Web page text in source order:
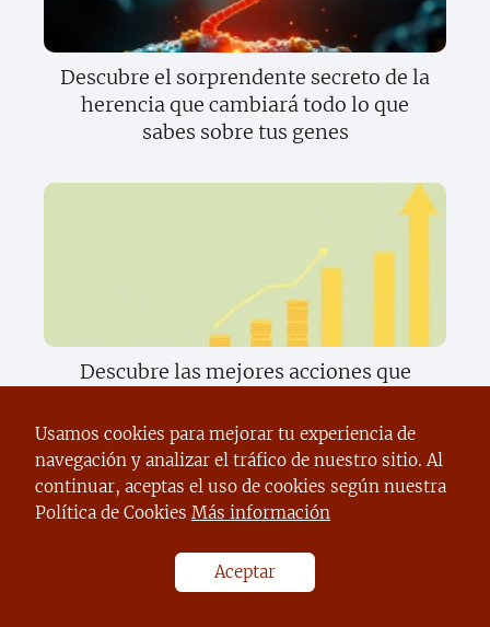
Descubre el sorprendente secreto de la
herencia que cambiará todo lo que
sabes sobre tus genes
Descubre las mejores acciones que
Usamos cookies para mejorar tu experiencia de
navegación y analizar el tráfico de nuestro sitio. Al
continuar, aceptas el uso de cookies según nuestra
Política de Cookies Más información
Aceptar